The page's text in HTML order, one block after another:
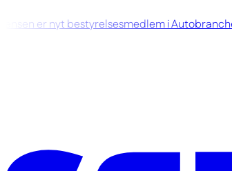
er nyt bestyrelsesmedlem i